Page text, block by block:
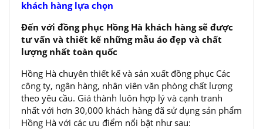
khách hàng lựa chọn
Đến với đồng phục Hồng Hà khách hàng sẽ được
tư vấn và thiết kế những mẫu áo đẹp và chất
lượng nhất toàn quốc
Hồng Hà chuyên thiết kế và sản xuất đồng phục Các
công ty, ngân hàng, nhân viên văn phòng chất lượng
theo yêu cầu. Giá thành luôn hợp lý và cạnh tranh
nhất với hơn 30,000 khách hàng đã sử dụng sản phẩm
Hồng Hà với các ưu điểm nổi bật như sau: